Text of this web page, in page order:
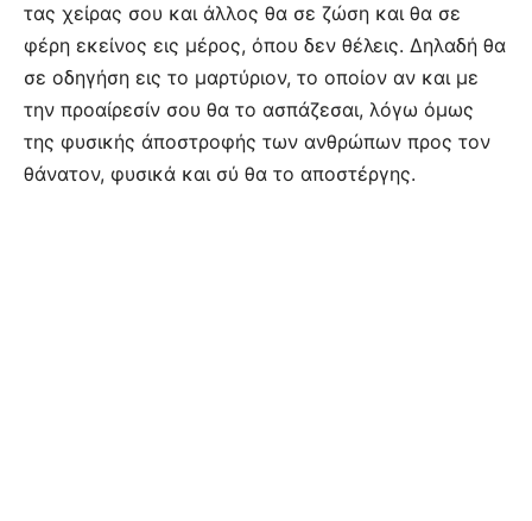
τας χείρας σου και άλλος θα σε ζώση και θα σε
φέρη εκείνος εις μέρος, όπου δεν θέλεις. Δηλαδή θα
σε οδηγήση εις το μαρτύριον, το οποίον αν και με
την προαίρεσίν σου θα το ασπάζεσαι, λόγω όμως
της φυσικής άποστροφής των ανθρώπων προς τον
θάνατον, φυσικά και σύ θα το αποστέργης.